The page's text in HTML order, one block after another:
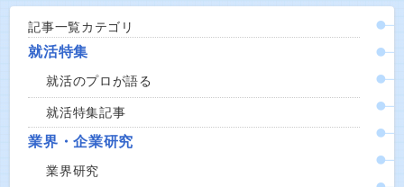
記事一覧カテゴリ
就活特集
就活のプロが語る
就活特集記事
業界・企業研究
業界研究